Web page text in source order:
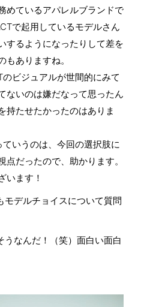
めているアパレルブランドで
で起用しているモデルさん
するようになったりして差を
もありますね。
のビジュアルが世間的にみて
ないのは嫌だなって思ったん
持たせたかったのはありま
いうのは、今回の選択肢に
点だったので、助かります。
います！
モデルチョイスについて質問
うなんだ！（笑）面白い面白